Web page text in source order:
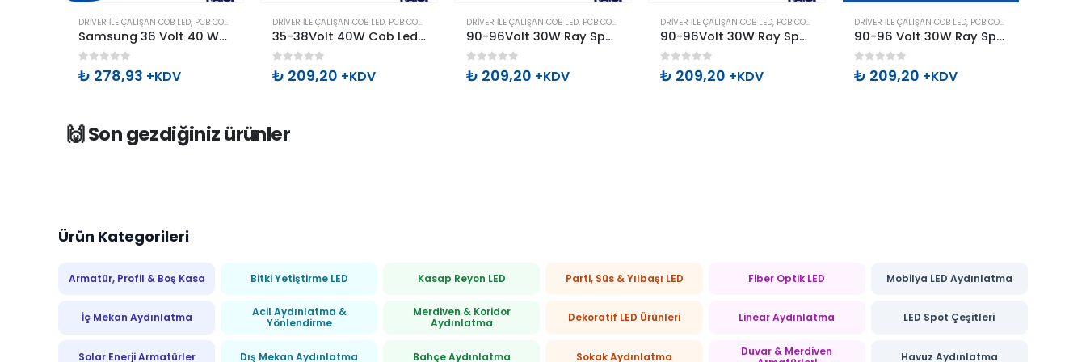
POWER LEDLERDRIVER ILE ÇALIŞAN COB LED, PCB COB LED
Samsung 36 Volt 40 Watt Cob Led Beyaz
0 out of 5
₺ 278,93 +KDV
DRIVER ILE ÇALIŞAN COB LED, PCB COB LED
35-38Volt 40W Cob Led 900-1100mA Beyaz
0 out of 5
₺ 209,20 +KDV
DRIVER ILE ÇALIŞAN COB LED, PCB COB LED
90-96Volt 30W Ray Spot İçin Cob Led Gün Işığı
0 out of 5
₺ 209,20 +KDV
DRIVER ILE ÇALIŞAN COB LED, PCB COB LED
90-96Volt 30W Ray Spot İçin Cob Led Beyaz
0 out of 5
₺ 209,20 +KDV
DRIVER ILE ÇALIŞAN COB LED, PCB COB LED
90-96 Volt 30W Ray Spot İçin Cob Led N.Beyaz
0 out of 5
₺ 209,20 +KDV
🙌 Son gezdiğiniz ürünler
Ürün Kategorileri
Armatür, Profil & Boş Kasa Bitki Yetiştirme LED Kasap Reyon LED Parti, Süs & Yılbaşı LED Fiber Optik LED Mobilya LED Aydınlatma
İç Mekan Aydınlatma
Acil Aydınlatma &
Yönlendirme
Merdiven & Koridor
Aydınlatma
Dekoratif LED Ürünleri Linear Aydınlatma LED Spot Çeşitleri
Solar Enerji Armatürler Dış Mekan Aydınlatma Bahçe Aydınlatma Sokak Aydınlatma
Duvar & Merdiven
Havuz Aydınlatma